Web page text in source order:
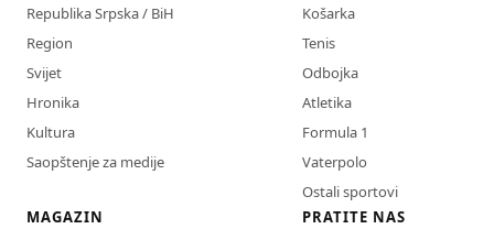
Republika Srpska / BiH
Region
Svijet
Hronika
Kultura
Saopštenje za medije
Košarka
Tenis
Odbojka
Atletika
Formula 1
Vaterpolo
Ostali sportovi
MAGAZIN
PRATITE NAS